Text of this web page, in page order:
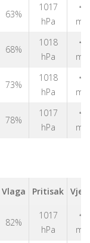
63%
1017
hPa
↑
m/s
68%
1018
hPa
↑
m/s
73%
1018
hPa
↑
m/s
78%
1017
hPa
↑
m/s
Vlaga Pritisak
82%
1017
hPa
↑
m/s